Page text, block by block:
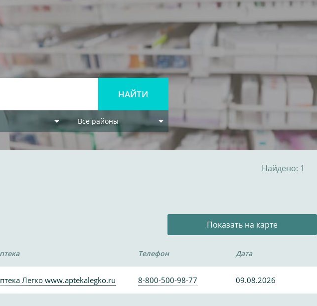
Все районы
Найдено: 1
Показать на карте
Телефон Дата
Легко www.aptekalegko.ru 8-800-500-98-77 09.08.2026